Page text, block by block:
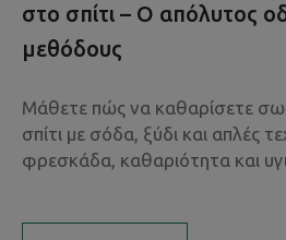
στο σπίτι – Ο απόλυτος
μεθόδους
Μάθετε πώς να καθαρίσετε
σπίτι με σόδα, ξύδι και απλές
φρεσκάδα, καθαριότητα και